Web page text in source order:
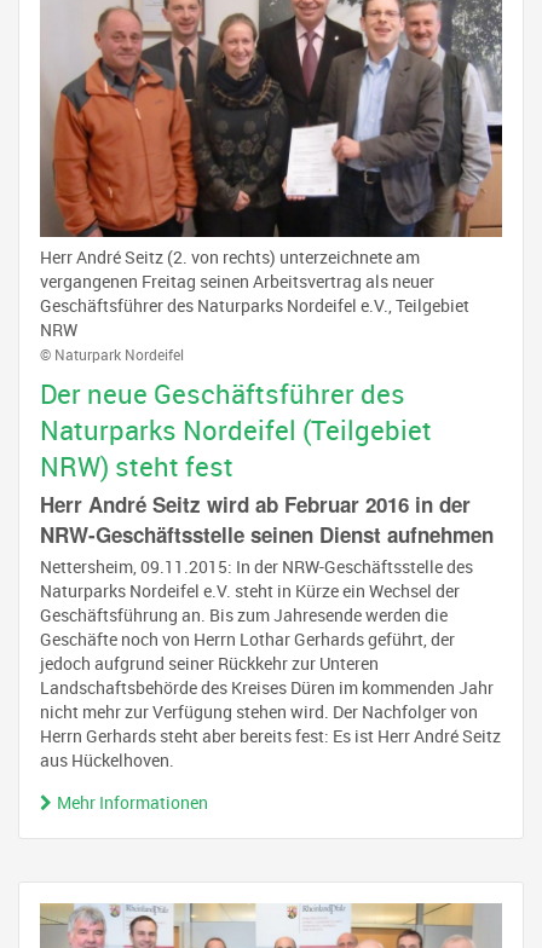
Herr André Seitz (2. von rechts) unterzeichnete am
vergangenen Freitag seinen Arbeitsvertrag als neuer
Geschäftsführer des Naturparks Nordeifel e.V., Teilgebiet
NRW
© Naturpark Nordeifel
Der neue Geschäftsführer des
Naturparks Nordeifel (Teilgebiet
NRW) steht fest
Herr André Seitz wird ab Februar 2016 in der
NRW-Geschäftsstelle seinen Dienst aufnehmen
Nettersheim, 09.11.2015: In der NRW-Geschäftsstelle des
Naturparks Nordeifel e.V. steht in Kürze ein Wechsel der
Geschäftsführung an. Bis zum Jahresende werden die
Geschäfte noch von Herrn Lothar Gerhards geführt, der
jedoch aufgrund seiner Rückkehr zur Unteren
Landschaftsbehörde des Kreises Düren im kommenden Jahr
nicht mehr zur Verfügung stehen wird. Der Nachfolger von
Herrn Gerhards steht aber bereits fest: Es ist Herr André Seitz
aus Hückelhoven.
Mehr Informationen